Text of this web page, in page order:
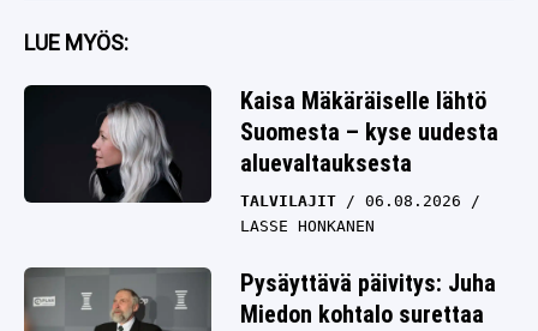
LUE MYÖS:
Kaisa Mäkäräiselle lähtö
Suomesta – kyse uudesta
aluevaltauksesta
TALVILAJIT
06.08.2026
LASSE HONKANEN
Pysäyttävä päivitys: Juha
Miedon kohtalo surettaa